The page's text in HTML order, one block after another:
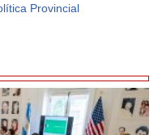
Provincial